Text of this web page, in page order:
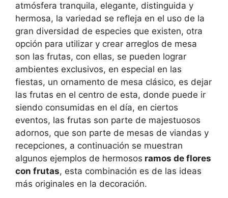
atmósfera tranquila, elegante, distinguida y
hermosa, la variedad se refleja en el uso de la
gran diversidad de especies que existen, otra
opción para utilizar y crear arreglos de mesa
son las frutas, con ellas, se pueden lograr
ambientes exclusivos, en especial en las
fiestas, un ornamento de mesa clásico, es dejar
las frutas en el centro de esta, donde puede ir
siendo consumidas en el día, en ciertos
eventos, las frutas son parte de majestuosos
adornos, que son parte de mesas de viandas y
recepciones, a continuación se muestran
algunos ejemplos de hermosos ramos de flores
con frutas, esta combinación es de las ideas
más originales en la decoración.